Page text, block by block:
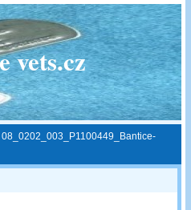
vets.cz
08_0202_003_P1100449_Bantice-